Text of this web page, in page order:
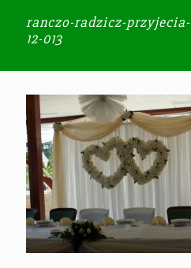
ranczo-radzicz-
12-013